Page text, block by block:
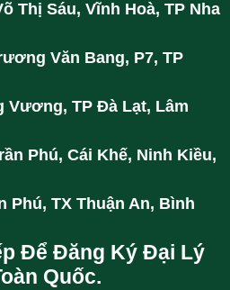
Thị Sáu, Vĩnh Hoà, TP Nha
Văn Bang, P7, TP
Vương, TP Đà Lạt, Lâm
Phú, Cái Khế, Ninh Kiều,
Phú, TX Thuận An, Bình
Để Đăng Ký Đại Lý
Quốc.